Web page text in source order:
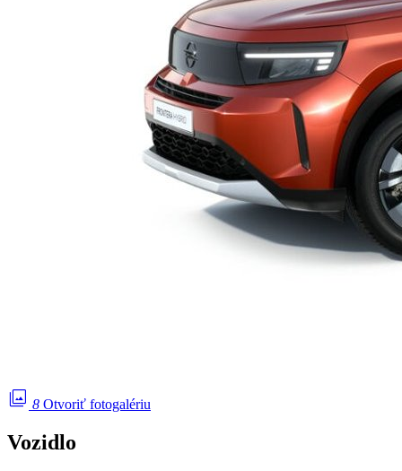
photo_library 8 Otvoriť fotogalériu
Vozidlo